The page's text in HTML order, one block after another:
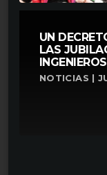
UN
LAS
NOTICIAS |